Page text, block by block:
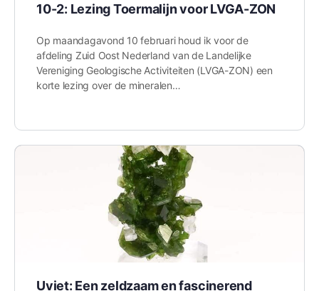
10-2: Lezing Toermalijn voor LVGA-ZON
Op maandagavond 10 februari houd ik voor de
afdeling Zuid Oost Nederland van de Landelijke
Vereniging Geologische Activiteiten (LVGA-ZON) een
korte lezing over de mineralen…
Uviet: Een zeldzaam en fascinerend